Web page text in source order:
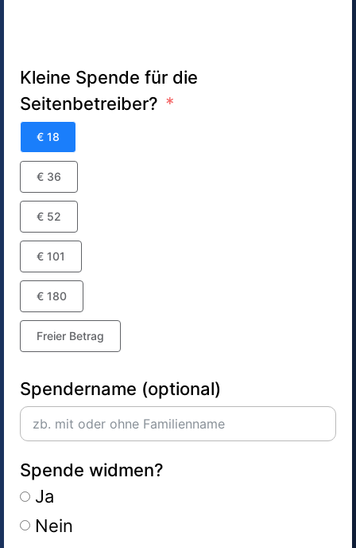
Kleine Spende für die
Seitenbetreiber?
€ 18
€ 36
€ 52
€ 101
€ 180
Freier Betrag
Spendername (optional)
Spende widmen?
Ja
Nein